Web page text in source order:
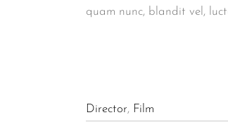
quam nunc, blandit vel,
Director, Film